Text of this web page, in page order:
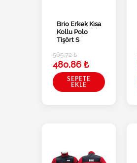
Brio Erkek Kısa
Kollu Polo
Tişört S
565,72₺
480,86 ₺
SEPETE
EKLE